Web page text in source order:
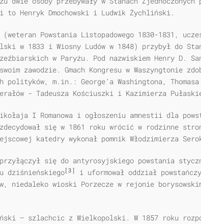
to Henryk Dmochowski i Ludwik Żychliński.
(weteran Powstania Listopadowego 1830-1831,
w 1833 i Wiosny Ludów w 1848) przybył do
w Paryżu. Pod nazwiskiem Henry
zawodzie. Gmach Kongresu w Waszyngtonie
m.in.: George’a Washingtona,
- Tadeusza Kościuszki i Kazimierza
I Romanowa i ogłoszeniu amnestii dla
zdecydował się w 1861 roku wrócić w rodzinne
katedry wykonał pomnik Włodzimierza
się do antyrosyjskiego powstania
dziśnieńskiego[3]
i uformował oddział
niedaleko wioski Porzecze w rejonie
– szlachcic z Wielkopolski. W 1857 roku